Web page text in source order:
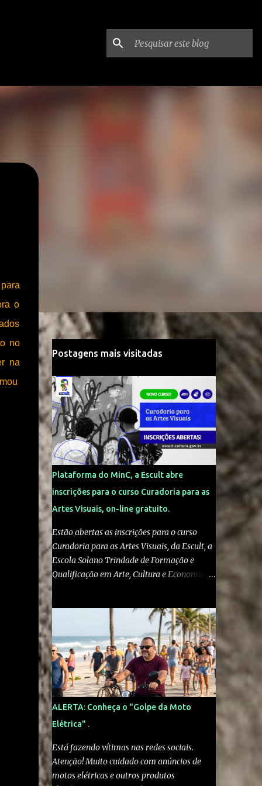
o
no
na
Postagens mais visitadas
Plataforma do MinC, a Escult abre
inscrições para o curso Curadoria para as
Artes Visuais, on-line gratuito.
Estão abertas as inscrições para o curso
Curadoria para as Artes Visuais, da Escult, a
Escola Solano Trindade de Formação e
Qualificação em Arte, Cultura e Economia
Criativa , do Ministério da Cultura . O curso
gratuito e online é voltado a artistas visuais,
curadores, produtores culturais,
pesquisadores e interessados em artes e
crítica contemporânea. As inscrições podem
ser feitas pelo site escult.cultura.gov.br A
formação será ministrada pelo historiador
de arte e professor Kleber Amâncio. Ele é
docente da Universidade Federal do
Recôncavo da Bahia, doutor em História
Social pela Universidade de São Paulo e
pesquisador visitante na Harvard University.
“Em vez de simplesmente reproduzir
modelos eurocentrados de exposição e
ALERTA: Conheça o "Golpe da Moto
Elétrica" .
Está fazendo vítimas nas redes sociais.
Atenção! Muito cuidado com anúncios de
motos elétricas e outros produtos